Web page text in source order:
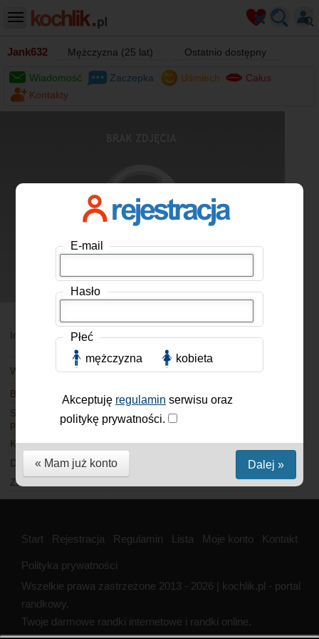
Jank632 Mężczyzna (25 lat) Ostatnio dostępny
Wiadomość Zaczepka Uśmiech
Całus
Kontakty
Imię Mieszkam
Polska
Wiek 25 lat
Jak mieszkam
Budowa ciała
Wzrost
Stosunek do
papierosów
Stosunek do
alkoholu
Kolor oczu
Kolor włosów
Dzieci
Zawód
Start Rejestracja Regulamin Lista Moje konto Kontakt
Polityka prywatności
Wszelkie prawa zastrzeżone 2013 - 2026 | kochlik.pl - portal
randkowy.
Twoje darmowe randki internetowe i randki online.
E-mail
Hasło
Płeć
mężczyzna
kobieta
Akceptuję regulamin serwisu oraz
politykę prywatności.
« Mam już konto Dalej »